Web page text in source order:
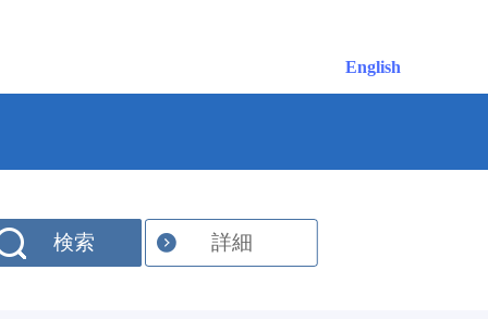
English
検索 詳細